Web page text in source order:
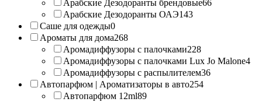
Арабские Дезодоранты брендовые66
Арабские Дезодоранты ОАЭ143
Саше для одежды0
Ароматы для дома268
Аромадиффузоры с палочками228
Аромадиффузоры с палочками Lux Jo Malone4
Аромадиффузоры с распылителем36
Автопарфюм | Ароматизаторы в авто254
Автопарфюм 12ml89